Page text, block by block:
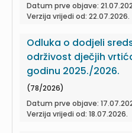
Datum prve objave:
Verzija vrijedi od: 22.07.2026.
Odluka o dodjeli
održivost dječjih
godinu 2025./2026.
(78/2026)
Datum prve objave:
Verzija vrijedi od: 18.07.2026.